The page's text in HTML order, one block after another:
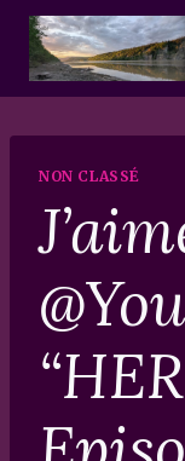
Skip
content
NON CLASSÉ